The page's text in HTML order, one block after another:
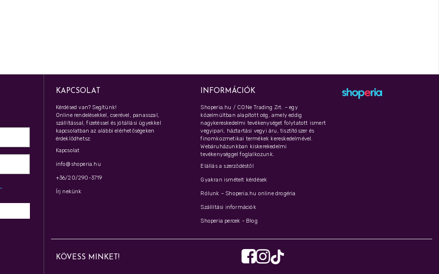
KAPCSOLAT
Kérdésed van? Segítünk!
Online rendelésekkel, cserével, panasszal,
szállítással, fizetéssel és jótállási ügyekkel
kapcsolatban az alábbi elérhetőségeken
érdeklődhetsz:
Kapcsolat
info@shoperia.hu
+36/20/290-3719
Írj nekünk
INFORMÁCIÓK
Shoperia.hu / CONe Trading Zrt. – egy
közelmúltban alapított cég, amely eddig
nagykereskedelmi tevékenységet folytatott ismert
vegyipari, háztartási vegyi áru, tisztítószer és
finomkozmetikai termékek kereskedelmével.
Webáruházunkban kiskerekedelmi
tevékenységgel foglalkozunk.
Elállás a szerződéstől
Gyakran ismételt kérdések
Rólunk – Shoperia.hu online drogéria
Szállítási információk
Shoperia percek - Blog
KÖVESS MINKET!